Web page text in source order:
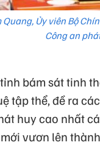
Ủy viên Bộ
Công an
bám sát tinh
tập thể, đề ra
huy cao nhất
vươn lên